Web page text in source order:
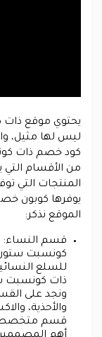
يحتوي موقع ذات
ليس لها مثيل،
كود خصم ذات
من الأقسام التي
المنتجات التي
الموقع نذكر:
قسم النساء:
كونسبت ستور
للسلع
ذات كونسبت
ونجد على
والأحذية،
قسم متخصص